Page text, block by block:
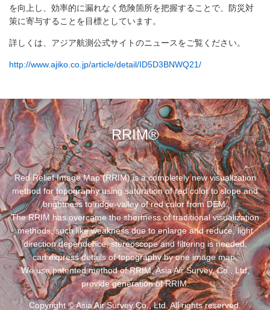
を向上し、効率的に漏れなく危険箇所を把握することで、防災対
策に寄与することを目標としています。
詳しくは、アジア航測公式サイトのニュースをご覧ください。
http://www.ajiko.co.jp/article/detail/ID5D3BNWQ21/
RRIM®
Red Relief Image Map (RRIM) is a completely new visualization
method for topography using saturation of red color to slope and
brightness to ridge-valley of red color from DEM.
The RRIM has overcame the shortness of traditional visualization
methods, such like weakness due to enlarge and reduce, light
direction dependence, stereoscope and filtering is needed,
can express details of topography by one image map.
We use patented method of RRIM, Asia Air Survey, Co., Ltd,
provide generation of RRIM.
Copyright ©Asia Air Survey Co., Ltd.All rights reserved.